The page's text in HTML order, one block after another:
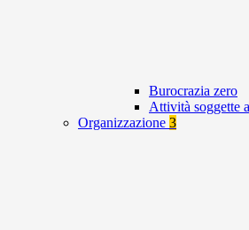
Burocrazia zero
Attività soggette
Organizzazione 3